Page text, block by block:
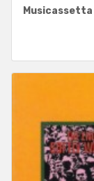
Musicassetta